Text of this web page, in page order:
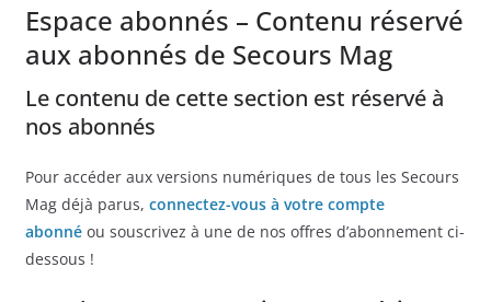
Espace abonnés – Contenu réservé
aux abonnés de Secours Mag
Le contenu de cette section est réservé à
nos abonnés
Pour accéder aux versions numériques de tous les Secours
Mag déjà parus, connectez-vous à votre compte
abonnéou souscrivez à une de nos offres d’abonnement ci-
dessous !